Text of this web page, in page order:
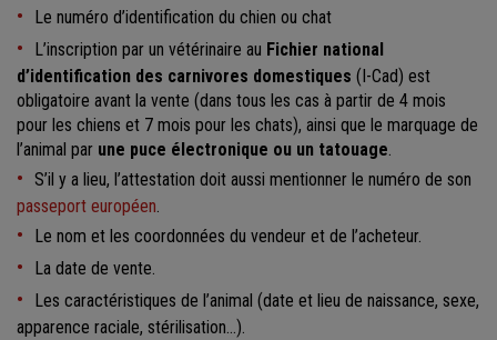
Le numéro d’identification du chien ou chat
L’inscription par un vétérinaire au Fichier national
d’identification des carnivores domestiques (I-Cad) est
obligatoire avant la vente (dans tous les cas à partir de 4 mois
pour les chiens et 7 mois pour les chats), ainsi que le marquage de
l’animal par une puce électronique ou un tatouage.
S’il y a lieu, l’attestation doit aussi mentionner le numéro de son
passeport européen.
Le nom et les coordonnées du vendeur et de l’acheteur.
La date de vente.
Les caractéristiques de l’animal (date et lieu de naissance, sexe,
apparence raciale, stérilisation…).